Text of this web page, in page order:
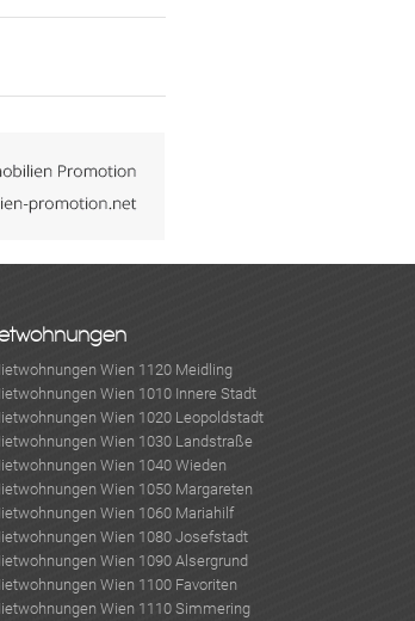
Wien 1120 Meidling
Wien 1010 Innere Stadt
Wien 1020 Leopoldstadt
Wien 1030 Landstraße
Wien 1040 Wieden
Wien 1050 Margareten
Wien 1060 Mariahilf
Wien 1080 Josefstadt
Wien 1090 Alsergrund
Wien 1100 Favoriten
Wien 1110 Simmering